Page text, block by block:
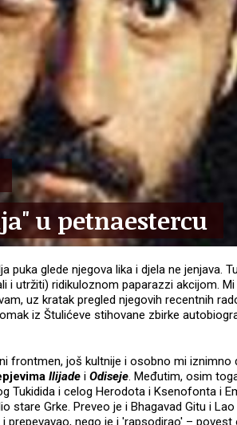
u petnaestercu
puka glede njegova lika i djela ne jenjava.
i utržiti) ridikuloznom paparazzi akcijom.
uz kratak pregled njegovih recentnih
iz Štulićeve stihovane zbirke
frontmen, još kultnije i osobno mi iznimno
Ilijade i Odiseje. Međutim, osim
Tukidida i celog Herodota i Ksenofonta i
stare Grke. Preveo je i Bhagavad Gitu i Lao
prepevavao, nego je i 'rapsodirao' – povest